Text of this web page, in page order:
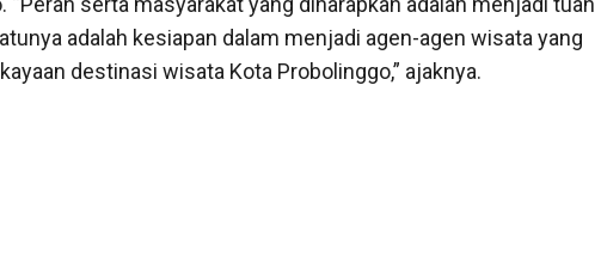
adalah kesiapan dalam menjadi agen-agen wisata yang
destinasi wisata Kota Probolinggo,” ajaknya.